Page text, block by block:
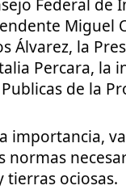
Federal de
Miguel
Álvarez, la
Percara, la
de la
importancia,
normas
tierras ociosas.